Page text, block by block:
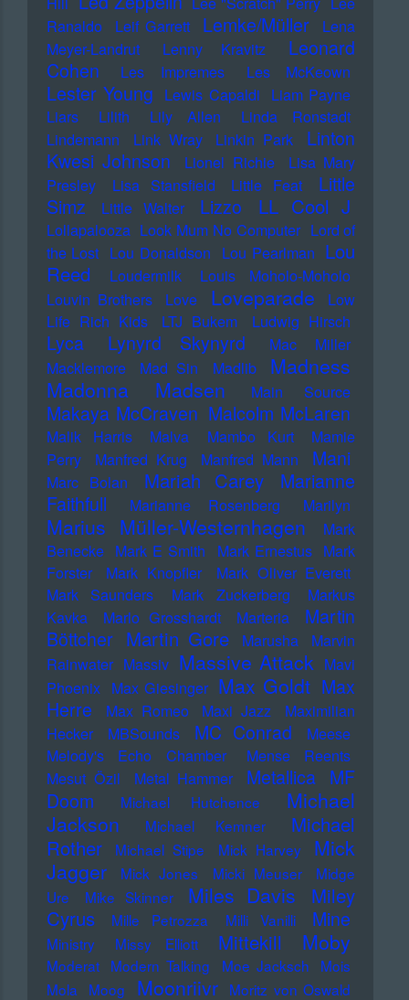
Ranaldo
Leif Garrett Lemke/Müller
Lena
Meyer-Landrut
Lenny Kravitz
Leonard
Cohen
Les Impremes Les McKeown
Lester Young Lewis Capaldi Liam Payne
Liars
Lilith Lily Allen
Linda Ronstadt
Lindemann
Link Wray Linkin Park
Linton
Kwesi Johnson
Lionel Richie
Lisa Mary
Presley
Lisa Stansfield Little Feat
Little
Simz
Little Walter Lizzo LL Cool J
Lollapalooza Look Mum No Computer Lord of
the Lost Lou Donaldson Lou Pearlman Lou
Reed
Loudermilk
Louis Moholo-Moholo
Louvin Brothers
Love Loveparade
Low
Life Rich Kids
LTJ Bukem Ludwig Hirsch
Lyca Lynyrd Skynyrd
Mac Miller
Macklemore
Mad Sin Madlib
Madness
Madonna
Madsen Main Source
Makaya McCraven Malcolm McLaren
Malik Harris Malva Mambo Kurt
Mamie
Perry
Manfred Krug Manfred Mann Mani
Marc Bolan Mariah Carey
Marianne
Faithfull
Marianne Rosenberg Marilyn
Marius Müller-Westernhagen
Mark
Benecke Mark E Smith Mark Ernestus Mark
Forster
Mark Knopfler
Mark Oliver Everett
Mark Saunders
Mark Zuckerberg
Markus
Kavka
Marlo Grosshardt Marteria
Martin
Böttcher Martin Gore Marusha
Marvin
Rainwater Massiv Massive Attack Mavi
Phoenix Max Giesinger Max Goldt Max
Herre
Max Romeo Maxi Jazz
Maximilian
Hecker
MBSounds MC Conrad
Meese
Melody's Echo Chamber
Mense Reents
Mesut Özil
Metal Hammer Metallica MF
Doom
Michael Hutchence
Michael
Jackson
Michael Kemner
Michael
Rother
Michael Stipe Mick Harvey
Mick
Jagger
Mick Jones Micki Meuser
Midge
Ure
Mike Skinner Miles Davis
Miley
Cyrus
Mille Petrozza Milli Vanilli Mine
Ministry Missy Elliott Mittekill Moby
Moderat Modern Talking Moe Jacksch
Mois
Mola
Moog Moonriivr Moritz von Oswald